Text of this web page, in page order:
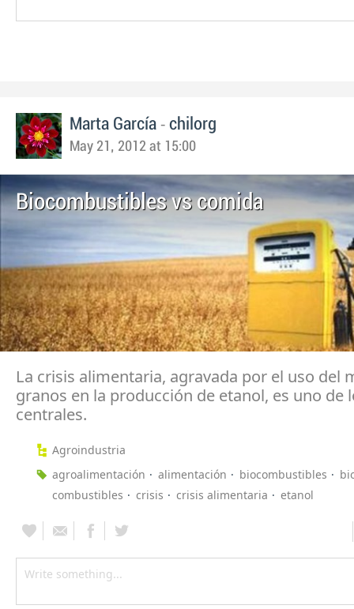
Marta García - chilorg
May 21, 2012 at 15:00
Biocombustibles vs comida
La crisis alimentaria, agravada por el uso del
granos en la producción de etanol, es uno de
centrales.
Agroindustria
agroalimentación
alimentación biocombustibles
combustibles
crisis crisis alimentaria etanol